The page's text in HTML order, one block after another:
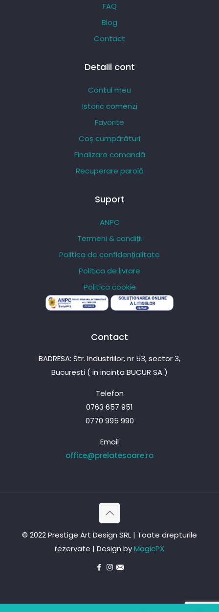
FAQ
Blog
Contact
Detalii cont
Contul meu
Istoric comenzi
Favorite
Coș cumpărături
Finalizare comandă
Recuperare parolă
Suport
ANPC
Termeni & condiții
Politica de confidențialitate
Politica de livrare
Politica cookie
Contact
BADRESA: Str. Industriilor, nr 53, sector 3,
Bucuresti ( in incinta BUCUR SA )
Telefon
0763 657 951
0770 995 990
Email
office@prelatesoare.ro
© 2022 Prestige Art Design SRL | Toate drepturile
rezervate | Design byMagicPX